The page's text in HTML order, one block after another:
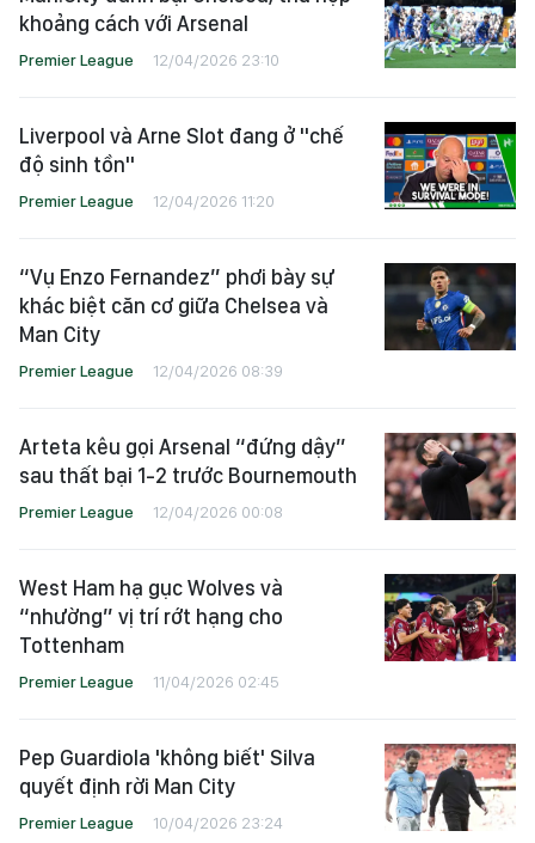
khoảng cách với Arsenal
Premier League 12/04/2026 23:10
Liverpool và Arne Slot đang ở "chế
độ sinh tồn"
Premier League 12/04/2026 11:20
“Vụ Enzo Fernandez” phơi bày sự
khác biệt căn cơ giữa Chelsea và
Man City
Premier League 12/04/2026 08:39
Arteta kêu gọi Arsenal “đứng dậy”
sau thất bại 1-2 trước Bournemouth
Premier League 12/04/2026 00:08
West Ham hạ gục Wolves và
“nhường” vị trí rớt hạng cho
Tottenham
Premier League 11/04/2026 02:45
Pep Guardiola 'không biết' Silva
quyết định rời Man City
Premier League 10/04/2026 23:24